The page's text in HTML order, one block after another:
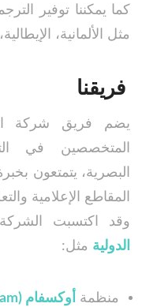
كما يمكننا توفير
مثل الألمانية،
فريقنا
يضم فريق شركة
المتخصصين في
البصرية، يتمتعون
المقاطع الإعلامية
وقد اكتسبت
الدولية مثل:
منظمة أوكسفام (Oxfam)